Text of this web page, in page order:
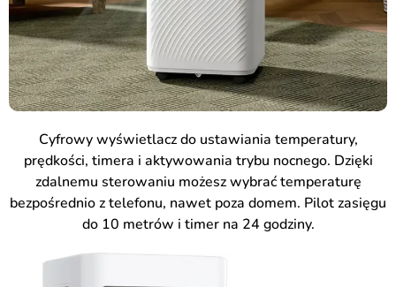
Cyfrowy wyświetlacz do ustawiania temperatury,
prędkości, timera i aktywowania trybu nocnego. Dzięki
zdalnemu sterowaniu możesz wybrać temperaturę
bezpośrednio z telefonu, nawet poza domem. Pilot zasięgu
do 10 metrów i timer na 24 godziny.